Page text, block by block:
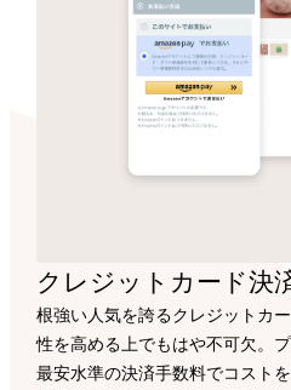
クレジットカード決
根強い人気を誇るクレジットカ
性を高める上でもはや不可欠。
最安水準の決済手数料でコスト